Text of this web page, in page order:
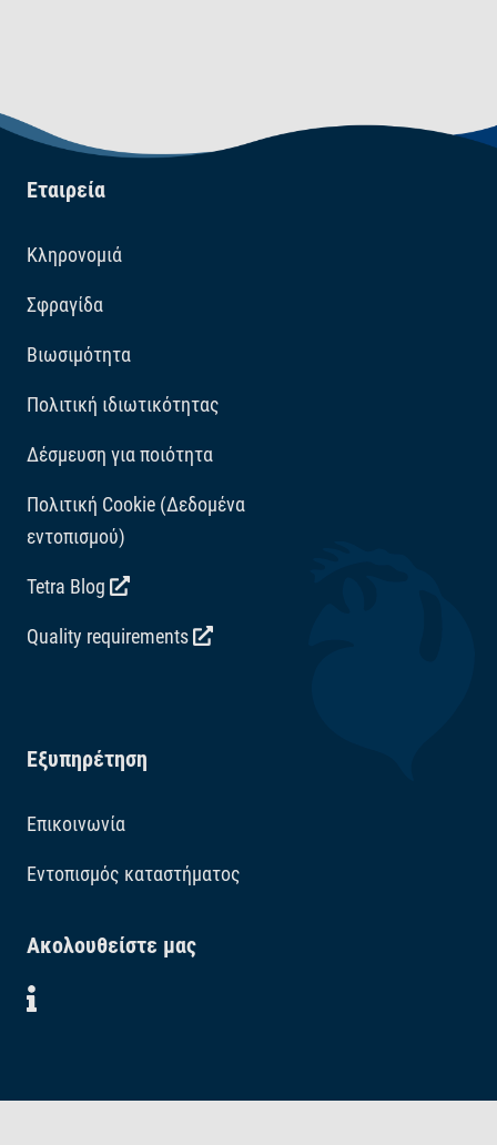
Εταιρεία
Κληρονομιά
Σφραγίδα
Βιωσιμότητα
Πολιτική ιδιωτικότητας
Δέσμευση για ποιότητα
Πολιτική Cookie (Δεδομένα
εντοπισμού)
Tetra Blog
Quality requirements
Εξυπηρέτηση
Επικοινωνία
Εντοπισμός καταστήματος
Ακολουθείστε μας